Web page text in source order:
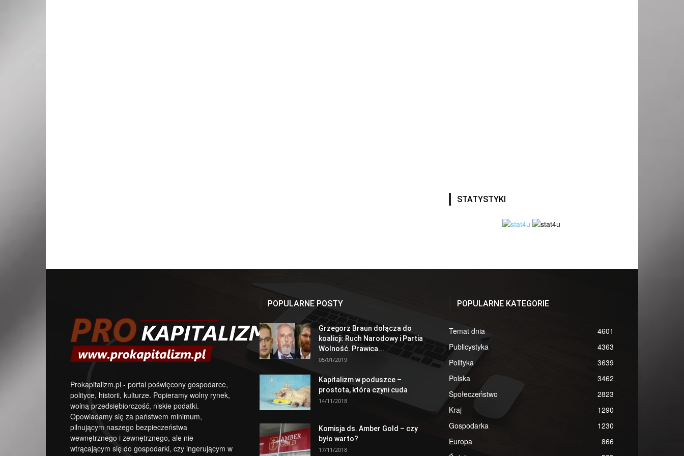
STATYSTYKI
Prokapitalizm.pl - portal poświęcony gospodarce,
polityce, historii, kulturze. Popieramy wolny rynek,
wolną przedsiębiorczość, niskie podatki.
Opowiadamy się za państwem minimum,
pilnującym naszego bezpieczeństwa
wewnętrznego i zewnętrznego, ale nie
wtrącającym się do gospodarki, czy ingerującym w
POPULARNE POSTY
Grzegorz Braun dołącza do
koalicji: Ruch Narodowy i Partia
Wolność. Prawica...
05/01/2019
Kapitalizm w poduszce –
prostota, która czyni cuda
14/11/2018
Komisja ds. Amber Gold – czy
było warto?
17/11/2018
POPULARNE KATEGORIE
Temat dnia
4601
Publicystyka
4363
Polityka
3639
Polska
3462
Społeczeństwo
2823
Kraj
1290
Gospodarka
1230
Europa
866